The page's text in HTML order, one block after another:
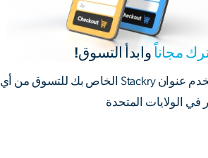
مجاناً وابدأ التسوق!
استخدم عنوان Stackry الخاص بك للتسوق من أي
في الولايات المتحدة